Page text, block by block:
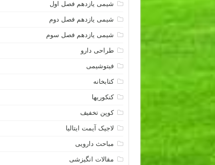
شیمی یازدهم فصل اول
شیمی یازدهم فصل دوم
شیمی یازدهم فصل سوم
طراحی دارو
فیتوشیمی
کتابخانه
کنکوریها
کوپن تخفیف
لاجیک آیمت ایتالیا
مباحث دارویی
مقالات انگیزشی